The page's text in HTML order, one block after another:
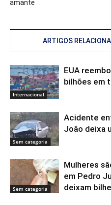
amante
ARTIGOS
Internacional
EUA
bilhões em
Sem categoria
Acidente
João deixa
Sem categoria
Mulheres
em Pedro
deixam